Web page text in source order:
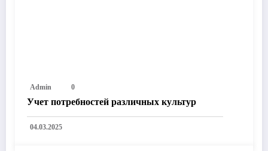
Admin 0
Учет потребностей различных культур
04.03.2025